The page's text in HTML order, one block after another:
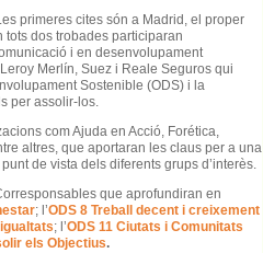
primeres cites són a Madrid, el proper
tots dos trobades participaran
i en desenvolupament
Merlín, Suez i Reale Seguros qui
Sostenible (ODS) i la
per assolir-los.
com Ajuda en Acció, Forética,
altres, que aportaran les claus per a una
de vista dels diferents grups d’interès.
que aprofundiran en
; l’ODS 8 Treball decent i creixement
; l’ODS 11 Ciutats i Comunitats
els Objectius.